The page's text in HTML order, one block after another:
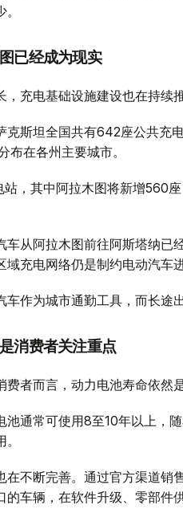
已经成为现实
充电基础设施建设也在持续推
克斯坦全国共有642座公共充
布在各州主要城市。
，其中阿拉木图将新增560
车从阿拉木图前往阿斯塔纳已
充电网络仍是制约电动汽车
作为城市通勤工具，而长途
消费者关注重点
者而言，动力电池寿命依然
池通常可使用8至10年以上，
在不断完善。通过官方渠道销
车辆，在软件升级、零部件